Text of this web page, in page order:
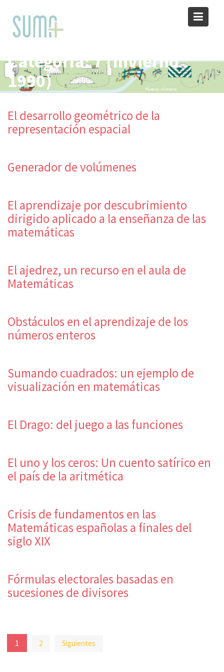
content
Categoría:7 (Invierno
1990)
El desarrollo geométrico de la
representación espacial
Generador de volúmenes
El aprendizaje por descubrimiento
dirigido aplicado a la enseñanza de las
matemáticas
El ajedrez, un recurso en el aula de
Matemáticas
Obstáculos en el aprendizaje de los
números enteros
Sumando cuadrados: un ejemplo de
visualización en matemáticas
El Drago: del juego a las funciones
El uno y los ceros: Un cuento satírico en
el país de la aritmética
Crisis de fundamentos en las
Matemáticas españolas a finales del
siglo XIX
Fórmulas electorales basadas en
sucesiones de divisores
Paginación
de
1 2 Siguientes